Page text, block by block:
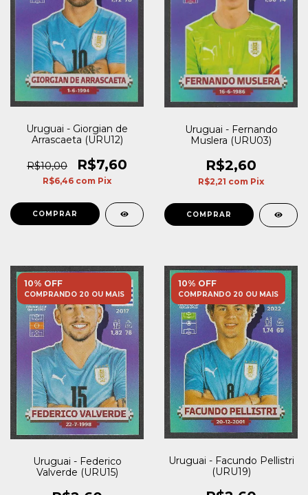
Uruguai - Giorgian de
Arrascaeta (URU12)
R$10,00 R$7,60
R$6,46 com Pix
Uruguai - Fernando
Muslera (URU03)
R$2,60
R$2,21 com Pix
10% OFF
COMPRANDO 20 OU MAIS
Uruguai - Federico
Valverde (URU15)
10% OFF
COMPRANDO 20 OU MAIS
Uruguai - Facundo Pellistri
(URU19)